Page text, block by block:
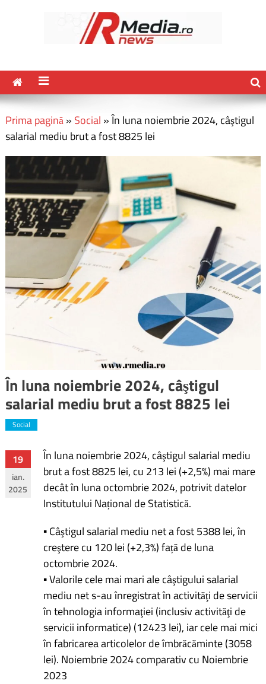
Prima pagină» Social »În luna noiembrie 2024, câştigul
salarial mediu brut a fost 8825 lei
În luna noiembrie 2024, câştigul
salarial mediu brut a fost 8825 lei
Social
19
ian.
2025
În luna noiembrie 2024, câştigul salarial mediu
brut a fost 8825 lei, cu 213 lei (+2,5%) mai mare
decât în luna octombrie 2024, potrivit datelor
Institutului Național de Statistică.
▪ Câştigul salarial mediu net a fost 5388 lei, în
creştere cu 120 lei (+2,3%) față de luna
octombrie 2024.
▪ Valorile cele mai mari ale câştigului salarial
mediu net s-au înregistrat în activităţi de servicii
în tehnologia informaţiei (inclusiv activităţi de
servicii informatice) (12423 lei), iar cele mai mici
în fabricarea articolelor de îmbrăcăminte (3058
lei). Noiembrie 2024 comparativ cu Noiembrie
2023
Navigare
în
articole